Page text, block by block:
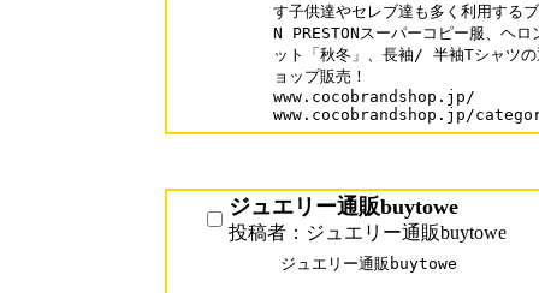
す子供達やセレブ達も多く利用する
N PRESTONスーパーコピー服、ヘ
ット「秋冬」、長袖/ 半袖Tシャツ
ョップ販売！
www.cocobrandshop.jp/
www.cocobrandshop.jp/
ジュエリー通販buytowe
投稿者：ジュエリー通販buytowe
ジュエリー通販buytowe